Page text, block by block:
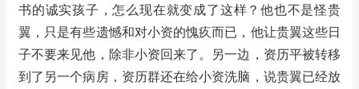
书的诚实孩子，怎么现在就变成了这样？他也不是怪贵
翼，只是有些遗憾和对小资的愧疚而已，他让贵翼这些日
子不要来见他，除非小资回来了。另一边，资历平被转移
到了另一个病房，资历群还在给小资洗脑，说贵翼已经放